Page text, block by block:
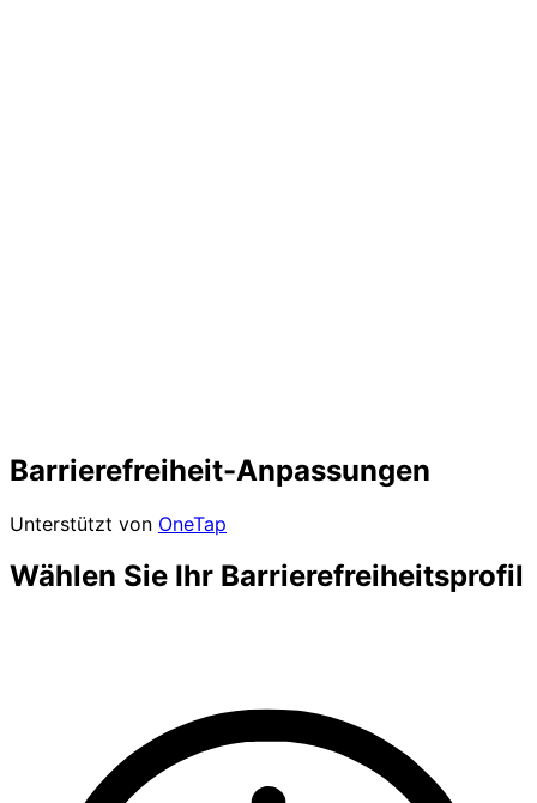
Barrierefreiheit-Anpassungen
Unterstützt von OneTap
Wählen Sie Ihr Barrierefreiheitsprofil